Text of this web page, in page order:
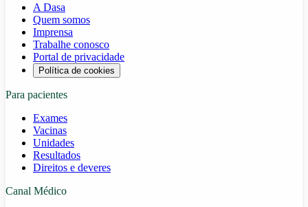
A Dasa
Quem somos
Imprensa
Trabalhe conosco
Portal de privacidade
Política de cookies
Para pacientes
Exames
Vacinas
Unidades
Resultados
Direitos e deveres
Canal Médico